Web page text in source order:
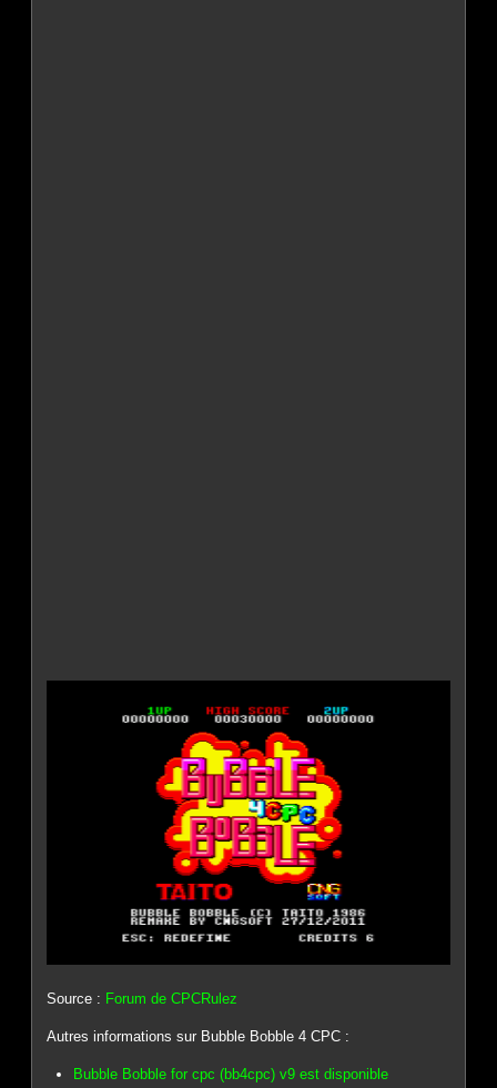
Source : Forum de CPCRulez
Autres informations sur Bubble Bobble 4 CPC :
Bubble Bobble for cpc (bb4cpc) v9 est disponible